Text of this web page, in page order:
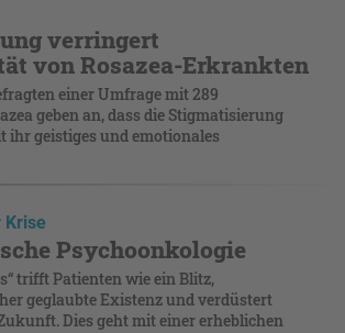
verringert
von Rosazea-Erkrankten
einer Umfrage mit 289
geben an, dass die Stigmatisierung
ihr geistiges und emotionales
Krise
Psychoonkologie
trifft Patienten wie ein Blitz,
geglaubte Existenz und verdüstert
Dies geht mit einer erheblichen